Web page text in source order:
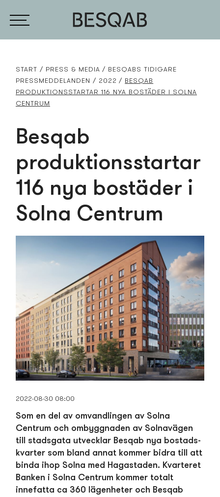
START PRESS­ & MEDIA
BESQABS TIDIGARE
PRESS­MEDDELANDEN
2022
BESQAB
PRODUKTIONSSTARTAR 116 NYA BOSTÄDER I SOLNA
CENTRUM
Besqab
produktionsstartar
116 nya bostäder i
Solna Centrum
2022-08-30 08:00
Som en del av omvandlingen av Solna
Centrum och ombyggnaden av Solnavägen
till stadsgata utvecklar Besqab nya bostads­
kvarter som bland annat kommer bidra till att
binda ihop Solna med Hagastaden. Kvarteret
Banken i Solna Centrum kommer totalt
innefatta ca 360 lägenheter och Besqab